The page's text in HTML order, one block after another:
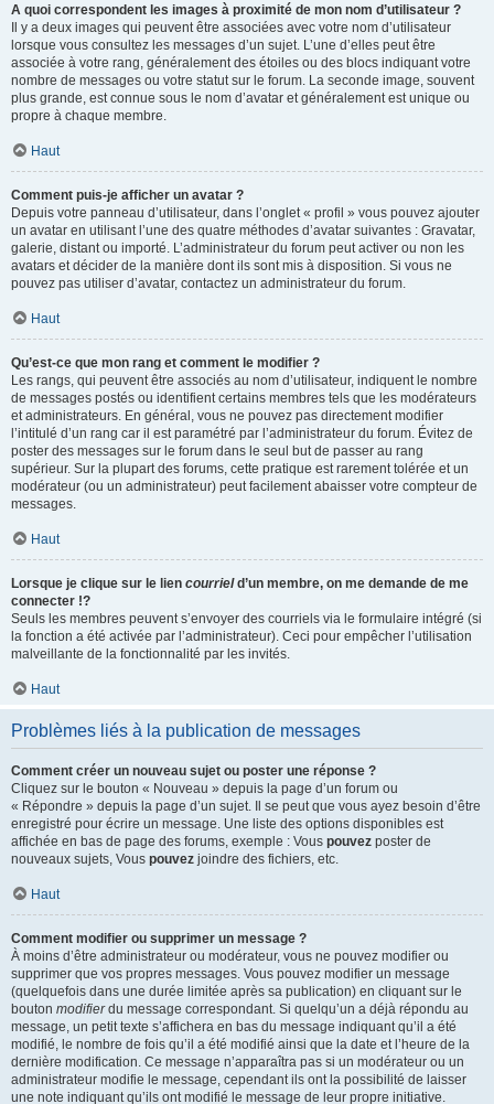
A quoi correspondent les images à proximité de mon nom d’utilisateur ?
Il y a deux images qui peuvent être associées avec votre nom d’utilisateur
lorsque vous consultez les messages d’un sujet. L’une d’elles peut être
associée à votre rang, généralement des étoiles ou des blocs indiquant votre
nombre de messages ou votre statut sur le forum. La seconde image, souvent
plus grande, est connue sous le nom d’avatar et généralement est unique ou
propre à chaque membre.
Haut
Comment puis-je afficher un avatar ?
Depuis votre panneau d’utilisateur, dans l’onglet « profil » vous pouvez ajouter
un avatar en utilisant l’une des quatre méthodes d’avatar suivantes : Gravatar,
galerie, distant ou importé. L’administrateur du forum peut activer ou non les
avatars et décider de la manière dont ils sont mis à disposition. Si vous ne
pouvez pas utiliser d’avatar, contactez un administrateur du forum.
Haut
Qu’est-ce que mon rang et comment le modifier ?
Les rangs, qui peuvent être associés au nom d’utilisateur, indiquent le nombre
de messages postés ou identifient certains membres tels que les modérateurs
et administrateurs. En général, vous ne pouvez pas directement modifier
l’intitulé d’un rang car il est paramétré par l’administrateur du forum. Évitez de
poster des messages sur le forum dans le seul but de passer au rang
supérieur. Sur la plupart des forums, cette pratique est rarement tolérée et un
modérateur (ou un administrateur) peut facilement abaisser votre compteur de
messages.
Haut
Lorsque je clique sur le lien courrield’un membre, on me demande de me
connecter !?
Seuls les membres peuvent s’envoyer des courriels via le formulaire intégré (si
la fonction a été activée par l’administrateur). Ceci pour empêcher l’utilisation
malveillante de la fonctionnalité par les invités.
Haut
Problèmes liés à la publication de messages
Comment créer un nouveau sujet ou poster une réponse ?
Cliquez sur le bouton « Nouveau » depuis la page d’un forum ou
« Répondre » depuis la page d’un sujet. Il se peut que vous ayez besoin d’être
enregistré pour écrire un message. Une liste des options disponibles est
affichée en bas de page des forums, exemple : Vous pouvez poster de
nouveaux sujets, Vous pouvez joindre des fichiers, etc.
Haut
Comment modifier ou supprimer un message ?
À moins d’être administrateur ou modérateur, vous ne pouvez modifier ou
supprimer que vos propres messages. Vous pouvez modifier un message
(quelquefois dans une durée limitée après sa publication) en cliquant sur le
bouton modifierdu message correspondant. Si quelqu’un a déjà répondu au
message, un petit texte s’affichera en bas du message indiquant qu’il a été
modifié, le nombre de fois qu’il a été modifié ainsi que la date et l’heure de la
dernière modification. Ce message n’apparaîtra pas si un modérateur ou un
administrateur modifie le message, cependant ils ont la possibilité de laisser
une note indiquant qu’ils ont modifié le message de leur propre initiative.